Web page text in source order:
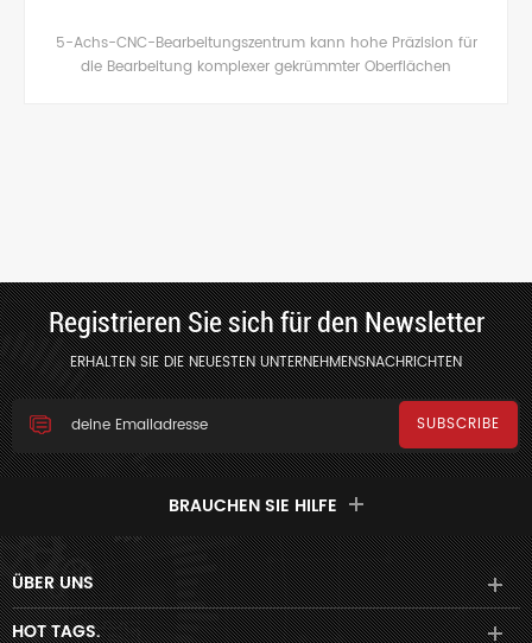
5-Achs-CNC-Bearbeitungszentrum kann hohe Präzision für
die Bearbeitung komplexer gekrümmter Oberflächen
Registrieren Sie sich für den Newsletter
ERHALTEN SIE DIE NEUESTEN UNTERNEHMENSNACHRICHTEN
BRAUCHEN SIE HILFE
ÜBER UNS
HOT TAGS.